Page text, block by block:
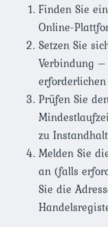
Finden Sie
Online-
Setzen Sie
Verbindung
Prüfen Sie
zu
Melden Sie
an (falls
Sie die